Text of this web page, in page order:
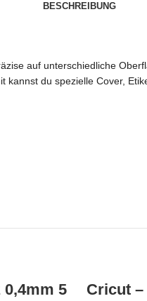
BESCHREIBUNG
auf unterschiedliche
du spezielle Cover,
5
Cricut